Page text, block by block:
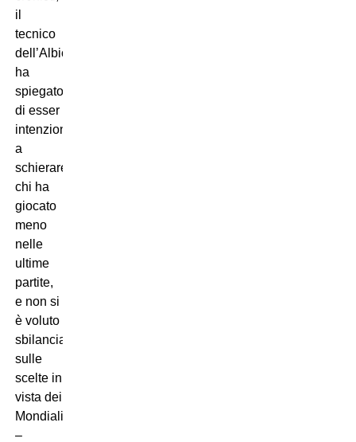
il
tecnico
dell’Albiceleste
ha
spiegato
di esser
intenzionato
a
schierare
chi ha
giocato
meno
nelle
ultime
partite,
e non si
è voluto
sbilanciare
sulle
scelte in
vista dei
Mondiali
–